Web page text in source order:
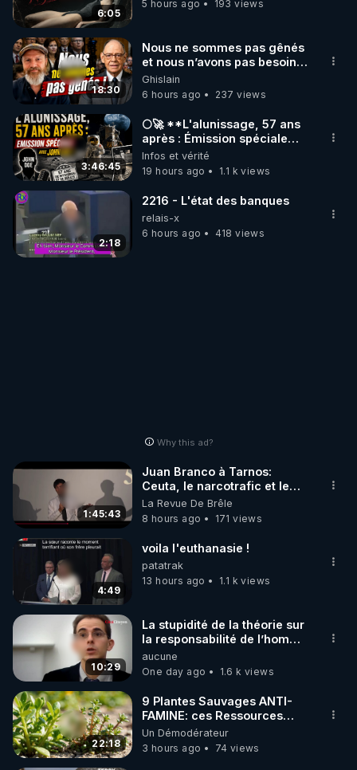
6:05
5 hours ago 193 views
18:30
Nous ne sommes pas gênés
et nous n’avons pas besoin
de nous excuser ! #jw
#jehovah #collegecentral
Ghislain
6 hours ago
237 views
3:46:45
🌕🚀 **L'alunissage, 57 ans
après : Émission spéciale
avec John Doe !** 👨 🚀✨
Infos et vérité
19 hours ago
1.1 k views
2:18
2216 - L'état des banques
relais-x
6 hours ago
418 views
Why this ad?
1:45:43
Juan Branco à Tarnos:
Ceuta, le narcotrafic et le
pouvoir en France
La Revue De Brêle
8 hours ago
171 views
4:49
voila l'euthanasie !
patatrak
13 hours ago
1.1 k views
10:29
La stupidité de la théorie sur
la responsabilité de l’homme
concernant le dioxyde de
carbone.
aucune
One day ago
1.6 k views
22:18
9 Plantes Sauvages ANTI-
FAMINE: ces Ressources
JARDIN&des Haies
Un Démodérateur
3 hours ago
74 views